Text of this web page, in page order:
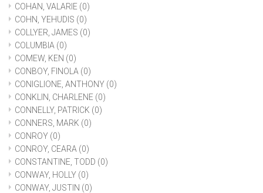
COHAN, VALARIE (0)
COHN, YEHUDIS (0)
COLLYER, JAMES (0)
COLUMBIA (0)
COMEW, KEN (0)
CONBOY, FINOLA (0)
CONIGLIONE, ANTHONY (0)
CONKLIN, CHARLENE (0)
CONNELLY, PATRICK (0)
CONNERS, MARK (0)
CONROY (0)
CONROY, CEARA (0)
CONSTANTINE, TODD (0)
CONWAY, HOLLY (0)
CONWAY, JUSTIN (0)